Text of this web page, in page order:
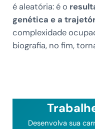
é aleatória: é o
genética e a
complexidade
biografia, no fim,
Desenvolva sua